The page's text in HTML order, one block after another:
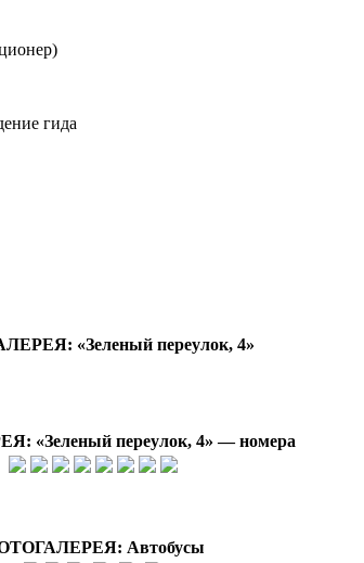
гида
«Зеленый переулок, 4»
«Зеленый переулок, 4» — номера
Автобусы